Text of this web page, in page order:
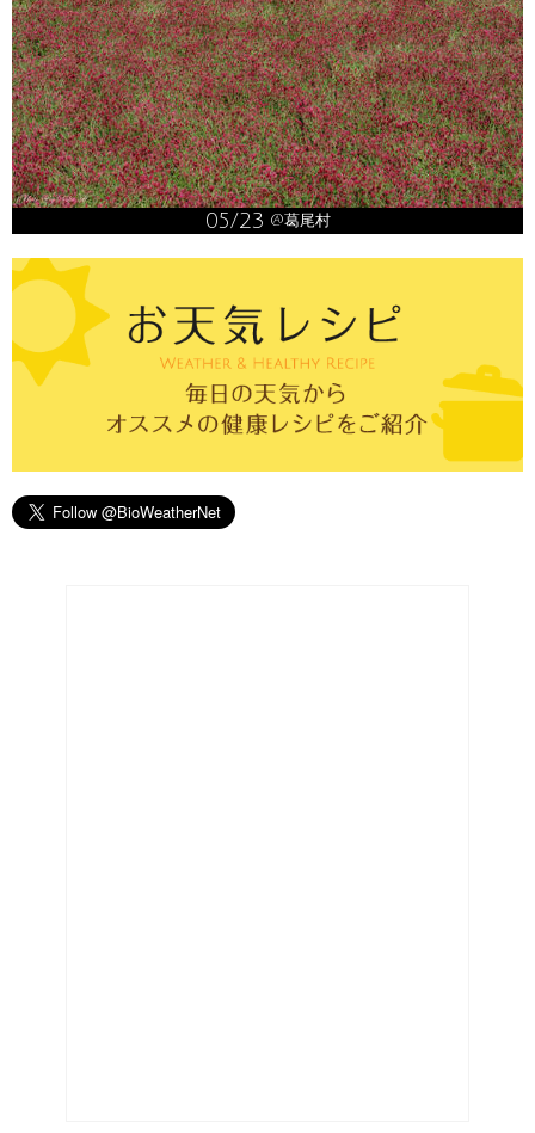
05/23 @葛尾村